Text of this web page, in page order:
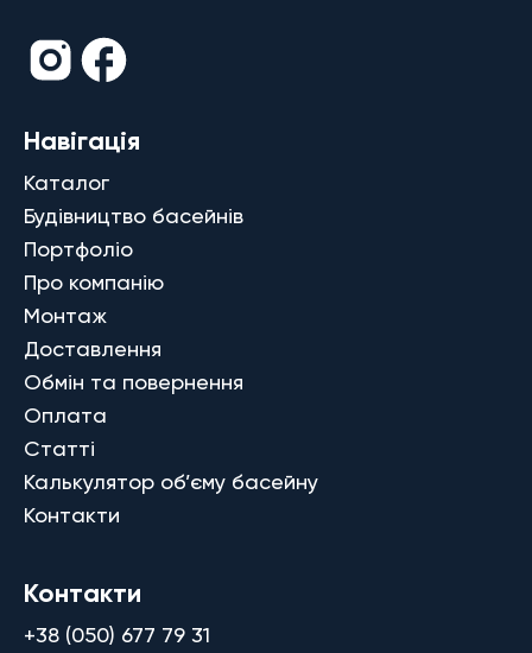
Навігація
Каталог
Будівництво басейнів
Портфоліо
Про компанію
Монтаж
Доставлення
Обмін та повернення
Оплата
Статті
Калькулятор об’єму басейну
Контакти
Контакти
+38 (050) 677 79 31